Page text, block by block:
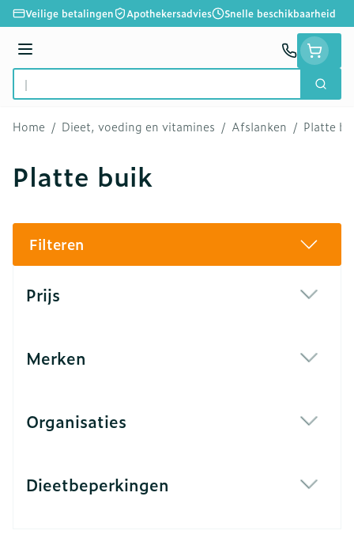
Ga naar de inhoud
Veilige betalingen Apothekersadvies Snelle beschikbaarheid
Menu
Product, merk, categorie...
Zoek
Home / Dieet, voeding en vitamines / Afslanken / Platte
Platte buik
Filteren
Prijs
Merken
Organisaties
Dieetbeperkingen